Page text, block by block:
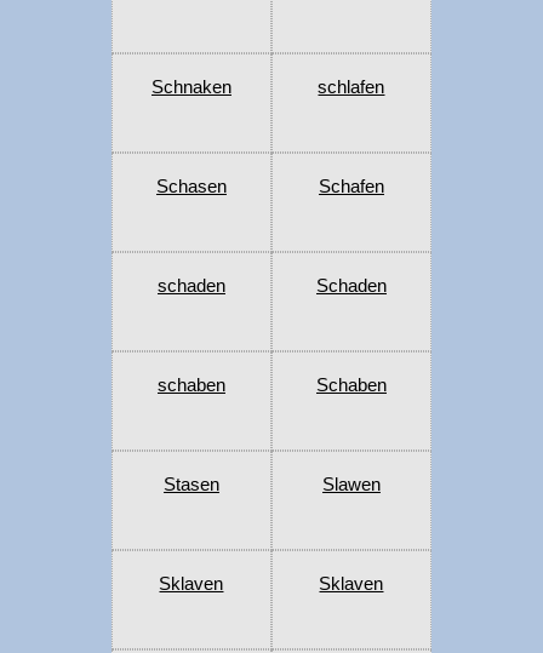
Schnaken schlafen
Schasen Schafen
schaden Schaden
schaben Schaben
Stasen Slawen
Sklaven Sklaven